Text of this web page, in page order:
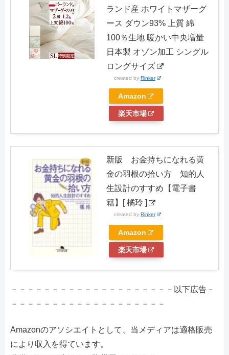
ランド産 ホワイトマザーグ
ース ダウン93% 上質 綿
100％生地 暖かい中央増量
日本製 オゾン加工 シングル
ロングサイズ
created by Rinker
Amazon
楽天市場
新版 お金持ちになれる黄
金の羽根の拾い方 知的人
生設計のすすめ【電子書
籍】[ 橘玲 ]
created by Rinker
Amazon
楽天市場
－－－－－－－－－－－－－－－－－－－－以下広告－
－－－－－－－－－－－－－－－－－－－
Amazonのアソシエイトとして、当メディアは適格販売
により収入を得ています。